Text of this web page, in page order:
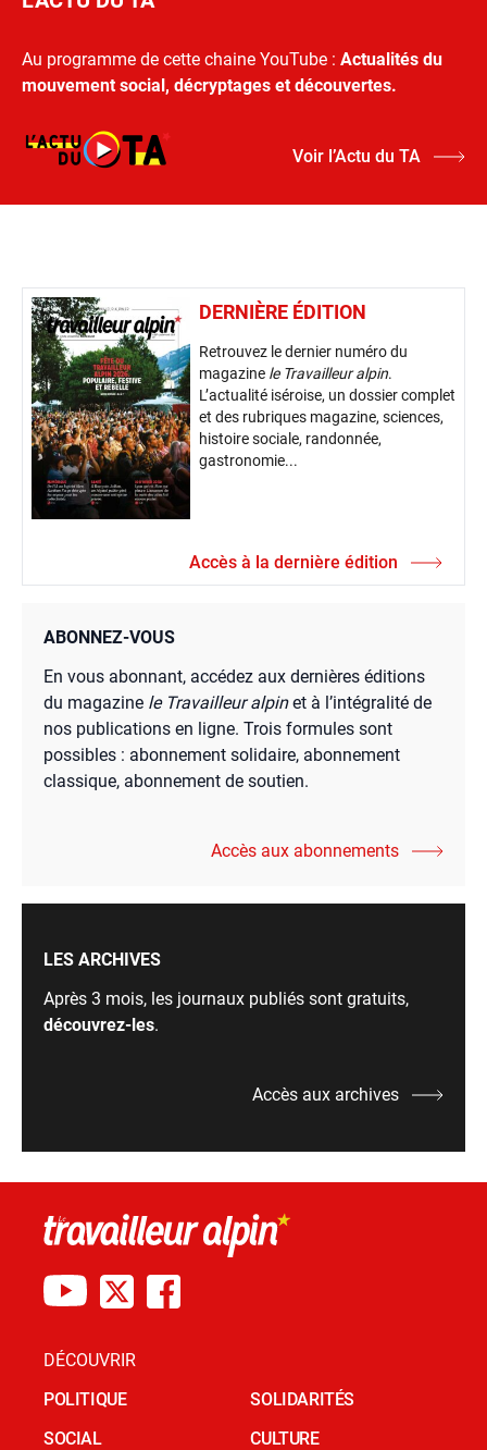
Au programme de cette chaine YouTube : Actualités du
mouvement social, décryptages et découvertes.
Voir l’Actu du TA
DERNIÈRE ÉDITION
Retrouvez le dernier numéro du
magazine le Travailleur alpin.
L’actualité iséroise, un dossier complet
et des rubriques magazine, sciences,
histoire sociale, randonnée,
gastronomie...
Accès à la dernière édition
ABONNEZ-VOUS
En vous abonnant, accédez aux dernières éditions
du magazine le Travailleur alpinet à l’intégralité de
nos publications en ligne. Trois formules sont
possibles : abonnement solidaire, abonnement
classique, abonnement de soutien.
Accès aux abonnements
LES ARCHIVES
Après 3 mois, les journaux publiés sont gratuits,
découvrez-les.
Accès aux archives
DÉCOUVRIR
POLITIQUE
SOCIAL
SOLIDARITÉS
CULTURE